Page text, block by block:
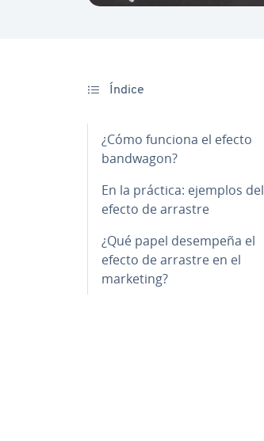
Índice
¿Cómo funciona el efecto
bandwagon?
En la práctica: ejemplos del
efecto de arrastre
¿Qué papel desempeña el
efecto de arrastre en el
marketing?